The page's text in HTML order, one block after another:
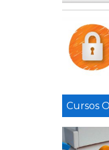
Cursos